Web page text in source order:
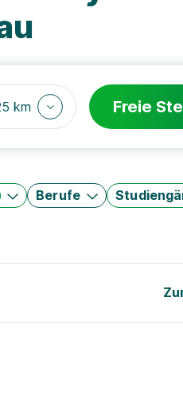
km Freie
Berufe